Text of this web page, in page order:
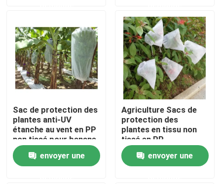
Contrôle de la qualité
Nous contacter
Demandez un devis
Tissus non tissés
Sac de protection des
plantes anti-UV
étanche au vent en PP
non tissé pour banane
envoyer une
Agriculture Sacs de
protection des
plantes en tissu non
tissé en PP
dégradable
envoyer une